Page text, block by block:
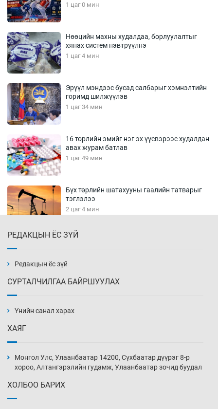
1 цаг 0 мин
Нөөцийн махны худалдаа, борлуулалтыг
хянах систем нэвтрүүлнэ
1 цаг 4 мин
Эрүүл мэндээс бусад салбарыг хэмнэлтийн
горимд шилжүүлэв
1 цаг 34 мин
16 төрлийн эмийг нэг эх үүсвэрээс худалдан
авах журам батлав
1 цаг 49 мин
Бүх төрлийн шатахууны гаалийн татварыг
тэглэлээ
2 цаг 4 мин
2 цаг 34 мин
3 цаг 4 мин
3 цаг 34 мин
РЕДАКЦЫН ЁС ЗҮЙ
Редакцын ёс зүй
СУРТАЛЧИЛГАА БАЙРШУУЛАХ
Үнийн санал харах
ХАЯГ
Монгол Улс, Улаанбаатар 14200, Сүхбаатар дүүрэг 8-р
хороо, Алтангэрэлийн гудамж, Улаанбаатар зочид буудал
ХОЛБОО БАРИХ